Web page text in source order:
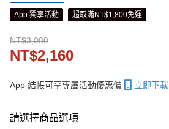
App 獨享活動 超取滿NT$1,800免運
NT$3,080
NT$2,160
App 結帳可享專屬活動優惠價 立即下載
請選擇商品選項